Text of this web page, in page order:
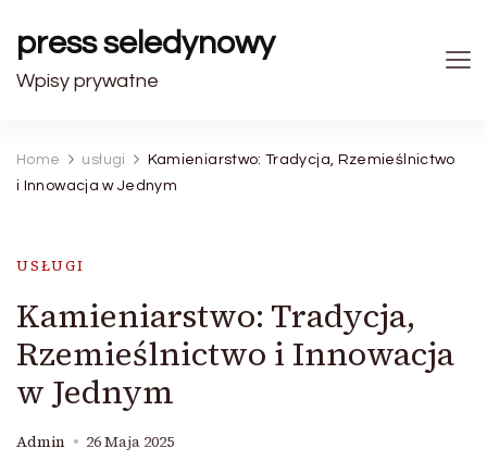
press seledynowy
Wpisy prywatne
Home usługi
Kamieniarstwo: Tradycja, Rzemieślnictwo
i Innowacja w Jednym
USŁUGI
Kamieniarstwo: Tradycja,
Rzemieślnictwo i Innowacja
w Jednym
Admin 26 Maja 2025